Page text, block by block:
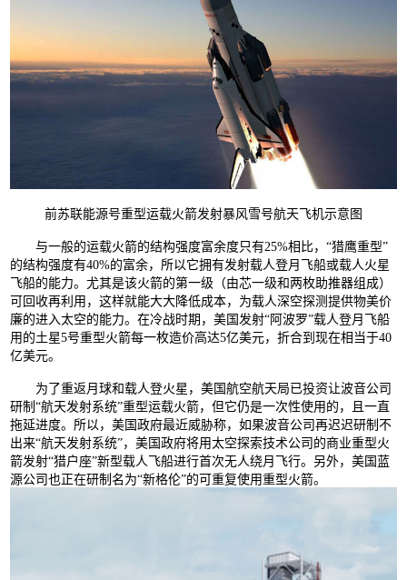
前苏联能源号重型运载火箭发射暴风雪号航天飞机示意图
与一般的运载火箭的结构强度富余度只有25%相比，“猎鹰重型”
的结构强度有40%的富余，所以它拥有发射载人登月飞船或载人火星
飞船的能力。尤其是该火箭的第一级（由芯一级和两枚助推器组成）
可回收再利用，这样就能大大降低成本，为载人深空探测提供物美价
廉的进入太空的能力。在冷战时期，美国发射“阿波罗”载人登月飞船
用的土星5号重型火箭每一枚造价高达5亿美元，折合到现在相当于40
亿美元。
为了重返月球和载人登火星，美国航空航天局已投资让波音公司
研制“航天发射系统”重型运载火箭，但它仍是一次性使用的，且一直
拖延进度。所以，美国政府最近威胁称，如果波音公司再迟迟研制不
出来“航天发射系统”，美国政府将用太空探索技术公司的商业重型火
箭发射“猎户座”新型载人飞船进行首次无人绕月飞行。另外，美国蓝
源公司也正在研制名为“新格伦”的可重复使用重型火箭。